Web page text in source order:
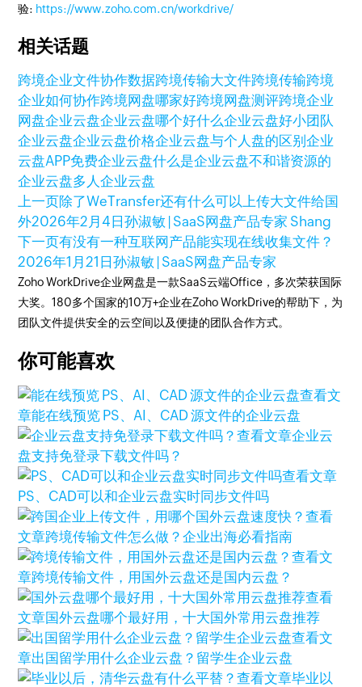
验: https://www.zoho.com.cn/workdrive/
相关话题
跨境企业文件协作数据跨境传输大文件跨境传输跨境
企业如何协作跨境网盘哪家好跨境网盘测评跨境企业
网盘企业云盘企业云盘哪个好什么企业云盘好小团队
企业云盘企业云盘价格企业云盘与个人盘的区别企业
云盘APP免费企业云盘什么是企业云盘不和谐资源的
企业云盘多人企业云盘
上一页除了WeTransfer还有什么可以上传大文件给国
外2026年2月4日孙淑敏 | SaaS网盘产品专家 Shang
下一页有没有一种互联网产品能实现在线收集文件？
2026年1月21日孙淑敏 | SaaS网盘产品专家
Zoho WorkDrive企业网盘是一款SaaS云端Office，多次荣获国际
大奖。180多个国家的10万+企业在Zoho WorkDrive的帮助下，为
团队文件提供安全的云空间以及便捷的团队合作方式。
你可能喜欢
查看文
章能在线预览 PS、AI、CAD 源文件的企业云盘
查看文章企业云
盘支持免登录下载文件吗？
查看文章
PS、CAD可以和企业云盘实时同步文件吗
查看
文章跨境传输文件怎么做？企业出海必看指南
查看文
章跨境传输文件，用国外云盘还是国内云盘？
查看
文章国外云盘哪个最好用，十大国外常用云盘推荐
查看文
章出国留学用什么企业云盘？留学生企业云盘
查看文章毕业以